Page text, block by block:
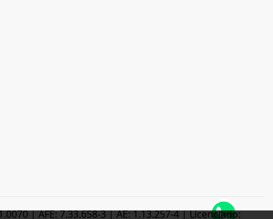
| AFE: 7.33.658-3 | AE: 1.13.257-4 | Licenciado: